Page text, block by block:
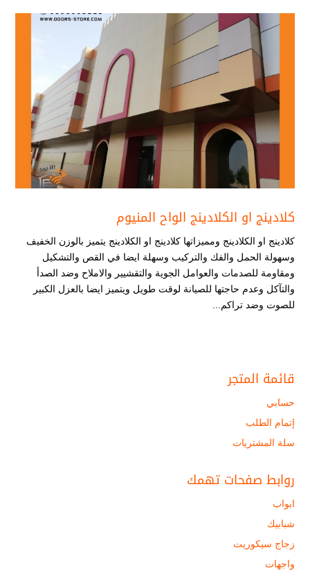
كلادينج او الكلادينج الواح المنيوم
كلادينج او الكلادينج ومميزاتها كلادينج او الكلادينج يتميز بالوزن الخفيف
وسهولة الحمل والفك والتركيب وسهلة ايضا في القص والتشكيل
ومقاومة للصدمات والعوامل الجوية والتقشيير والاملاح وضد الصدأ
والتآكل وعدم حاجتها للصيانة لوقت طويل ويتميز ايضا بالعزل الكبير
للصوت وضد تراكم...
قائمة المتجر
حسابي
إتمام الطلب
سلة المشتريات
روابط صفحات تهمك
ابواب
شبابيك
زجاج سيكوريت
واجهات